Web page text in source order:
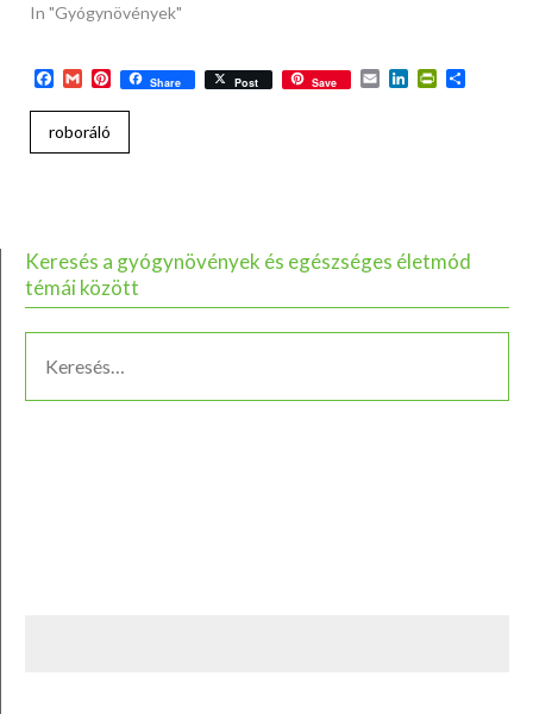
In "Gyógynövények"
Facebook
GmailPinterest
Share Post Save EmailLinkedIn
roboráló
Keresés a gyógynövények és egészséges életmód
témái között